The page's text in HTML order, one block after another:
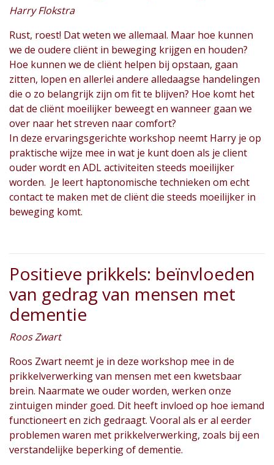
Harry Flokstra
Rust, roest! Dat weten we allemaal. Maar hoe kunnen
we de oudere cliënt in beweging krijgen en houden?
Hoe kunnen we de cliënt helpen bij opstaan, gaan
zitten, lopen en allerlei andere alledaagse handelingen
die o zo belangrijk zijn om fit te blijven? Hoe komt het
dat de cliënt moeilijker beweegt en wanneer gaan we
over naar het streven naar comfort?
In deze ervaringsgerichte workshop neemt Harry je op
praktische wijze mee in wat je kunt doen als je client
ouder wordt en ADL activiteiten steeds moeilijker
worden. Je leert haptonomische technieken om echt
contact te maken met de cliënt die steeds moeilijker in
beweging komt.
Positieve prikkels: beïnvloeden
van gedrag van mensen met
dementie
Roos Zwart
Roos Zwart neemt je in deze workshop mee in de
prikkelverwerking van mensen met een kwetsbaar
brein. Naarmate we ouder worden, werken onze
zintuigen minder goed. Dit heeft invloed op hoe iemand
functioneert en zich gedraagt. Vooral als er al eerder
problemen waren met prikkelverwerking, zoals bij een
verstandelijke beperking of dementie.